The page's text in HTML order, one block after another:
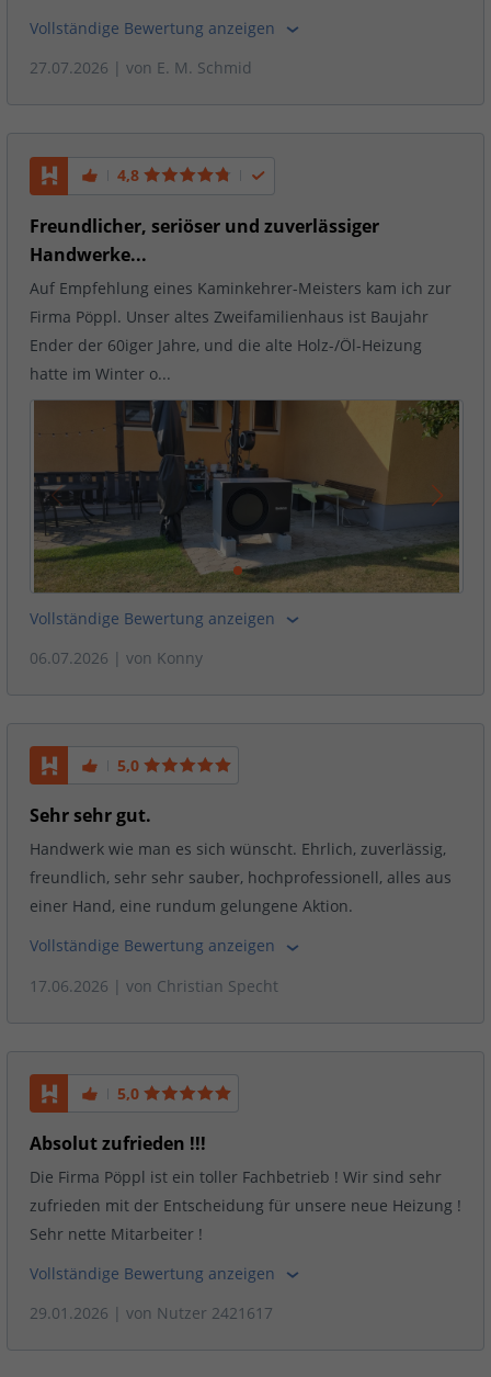
Vollständige Bewertung anzeigen
27.07.2026 | von E. M. Schmid
4,8
Freundlicher, seriöser und zuverlässiger
Handwerke...
Auf Empfehlung eines Kaminkehrer-Meisters kam ich zur
Firma Pöppl. Unser altes Zweifamilienhaus ist Baujahr
Ender der 60iger Jahre, und die alte Holz-/Öl-Heizung
hatte im Winter o...
Vollständige Bewertung anzeigen
06.07.2026 | von Konny
5,0
Sehr sehr gut.
Handwerk wie man es sich wünscht. Ehrlich, zuverlässig,
freundlich, sehr sehr sauber, hochprofessionell, alles aus
einer Hand, eine rundum gelungene Aktion.
Vollständige Bewertung anzeigen
17.06.2026 | von Christian Specht
5,0
Absolut zufrieden !!!
Die Firma Pöppl ist ein toller Fachbetrieb ! Wir sind sehr
zufrieden mit der Entscheidung für unsere neue Heizung !
Sehr nette Mitarbeiter !
Vollständige Bewertung anzeigen
29.01.2026 | von Nutzer 2421617